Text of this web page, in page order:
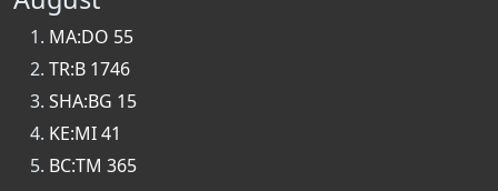
MA:DO 55
TR:B 1746
SHA:BG 15
KE:MI 41
BC:TM 365